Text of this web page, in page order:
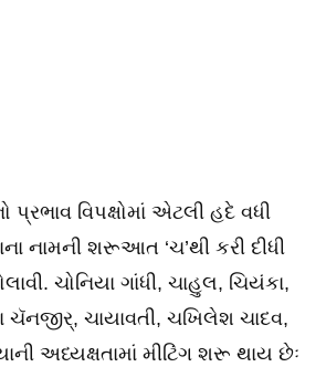
પ્રભાવ વિપક્ષોમાં એટલી હદે વધી
નામની શરૂઆત ‘ચ’થી કરી દીધી
ચોનિયા ગાંધી, ચાહુલ, ચિયંકા,
ચૅનજીર્, ચાયાવતી, ચખિલેશ ચાદવ,
અધ્યક્ષતામાં મીટિંગ શરૂ થાય છેઃ